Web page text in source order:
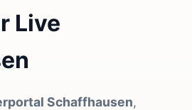
Live
Schaffhausen,